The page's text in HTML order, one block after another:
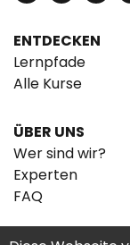
ENTDECKEN
Lernpfade
Alle Kurse
ÜBER UNS
Wer sind wir?
Experten
FAQ